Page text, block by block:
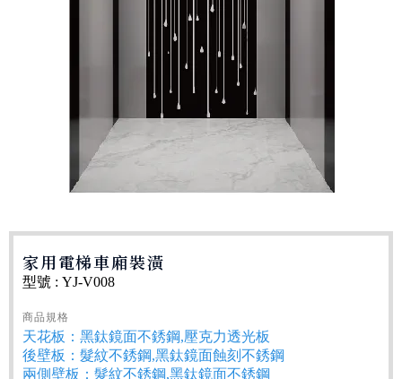
家用電梯車廂裝潢
型號 : YJ-V008
商品規格
天花板：黑鈦鏡面不銹鋼,壓克力透光板
後壁板：髮紋不銹鋼,黑鈦鏡面蝕刻不銹鋼
兩側壁板：髮紋不銹鋼,黑鈦鏡面不銹鋼